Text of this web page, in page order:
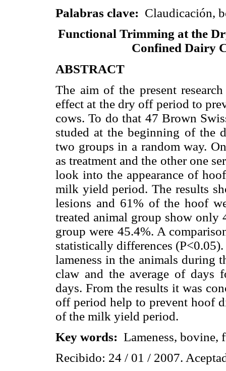
Palabras clave: Claudicación,
Functional Trimming at the
Confined Dairy
ABSTRACT
The aim of the present
effect at the dry off period to
cows. To do that 47 Brown
studed at the beginning of the
two groups in a random way.
as treatment and the other one
look into the appearance of
milk yield period. The results
lesions and 61% of the hoof
treated animal group show only
group were 45.4%. A
statistically differences
lameness in the animals during
claw and the average of days
days. From the results it was
off period help to prevent hoof
of the milk yield period.
Key words: Lameness,
Recibido: 24 / 01 / 2007.